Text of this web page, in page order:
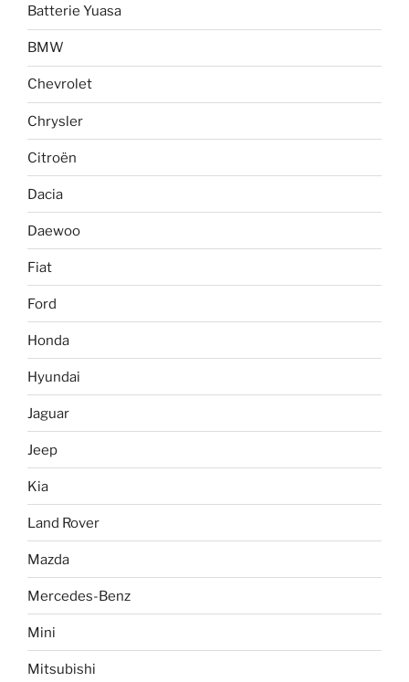
Batterie Yuasa
BMW
Chevrolet
Chrysler
Citroën
Dacia
Daewoo
Fiat
Ford
Honda
Hyundai
Jaguar
Jeep
Kia
Land Rover
Mazda
Mercedes-Benz
Mini
Mitsubishi